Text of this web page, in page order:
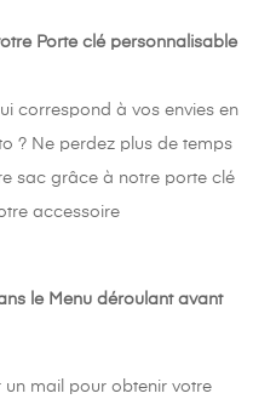
Porte clé personnalisable
correspond à vos envies en
? Ne perdez plus de temps
sac grâce à notre porte clé
accessoire
le Menu déroulant avant
un mail pour obtenir votre